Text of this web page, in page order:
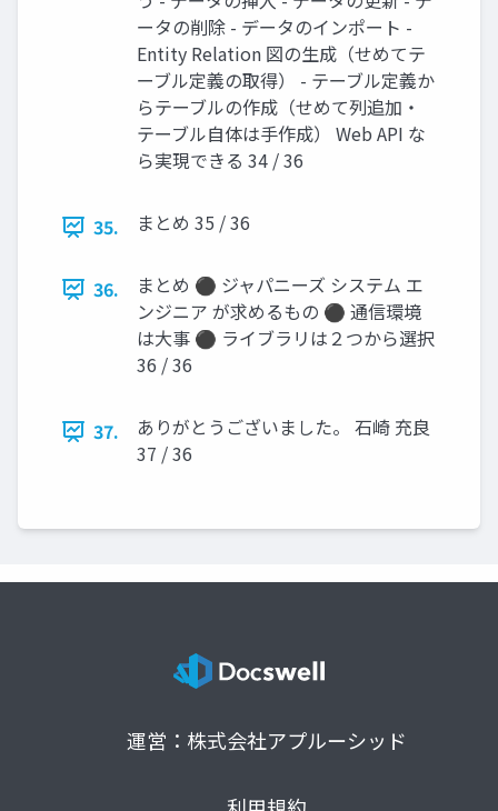
ータの削除 - データのインポート -
Entity Relation 図の生成（せめてテ
ーブル定義の取得） - テーブル定義か
らテーブルの作成（せめて列追加・
テーブル自体は手作成） Web API な
ら実現できる 34 / 36
35. まとめ 35 / 36
36.
まとめ ⚫ ジャパニーズ システム エ
ンジニア が求めるもの ⚫ 通信環境
は大事 ⚫ ライブラリは２つから選択
36 / 36
37.
ありがとうございました。 石崎 充良
37 / 36
運営：株式会社アプルーシッド